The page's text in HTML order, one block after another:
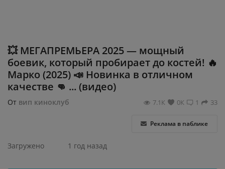
💥 МЕГАПРЕМЬЕРА 2025 — мощный
боевик, который пробирает до костей! 🔥
Марко (2025) 📣 Новинка в отличном
качестве 👊 ... (видео)
От вип киноклуб 33
1
0К
7.1К
Реклама в паблике
Загружено 1 год назад